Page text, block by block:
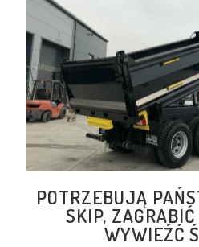
POTRZEBUJĄ
SKIP,
WYWIEŹĆ